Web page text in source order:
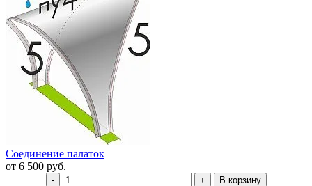
Соединение палаток
от 6 500 руб.